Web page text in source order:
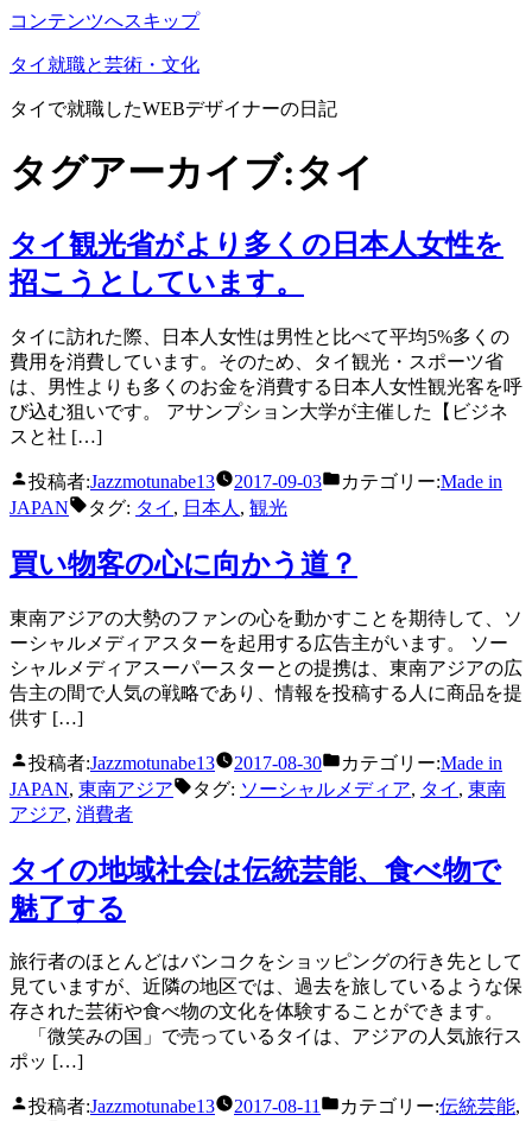
コンテンツへスキップ
タイ就職と芸術・文化
タイで就職したWEBデザイナーの日記
タグアーカイブ:タイ
タイ観光省がより多くの日本人女性を
招こうとしています。
タイに訪れた際、日本人女性は男性と比べて平均5%多くの
費用を消費しています。そのため、タイ観光・スポーツ省
は、男性よりも多くのお金を消費する日本人女性観光客を呼
び込む狙いです。 アサンプション大学が主催した【ビジネ
スと社 […]
投稿者:Jazzmotunabe13 2017-09-03 カテゴリー:Made in
JAPAN
タグ: タイ , 日本人 , 観光
買い物客の心に向かう道？
東南アジアの大勢のファンの心を動かすことを期待して、ソ
ーシャルメディアスターを起用する広告主がいます。 ソー
シャルメディアスーパースターとの提携は、東南アジアの広
告主の間で人気の戦略であり、情報を投稿する人に商品を提
供す […]
投稿者:Jazzmotunabe13 2017-08-30 カテゴリー:Made in
JAPAN, 東南アジア タグ: ソーシャルメディア, タイ , 東南
アジア, 消費者
タイの地域社会は伝統芸能、食べ物で
魅了する
旅行者のほとんどはバンコクをショッピングの行き先として
見ていますが、近隣の地区では、過去を旅しているような保
存された芸術や食べ物の文化を体験することができます。
「微笑みの国」で売っているタイは、アジアの人気旅行ス
ポッ […]
投稿者:Jazzmotunabe13 2017-08-11 カテゴリー:伝統芸能,